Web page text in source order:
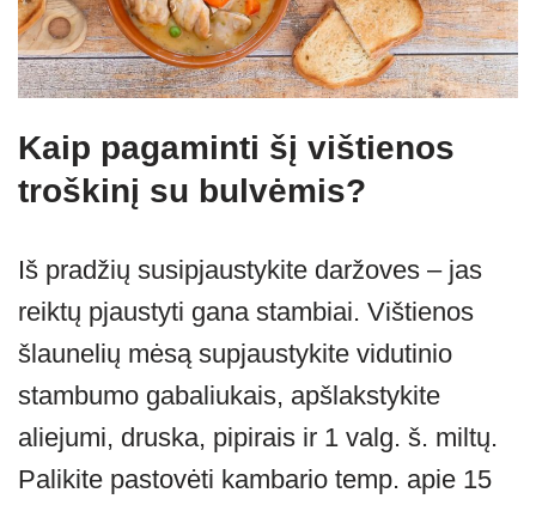
Kaip pagaminti šį vištienos
troškinį su bulvėmis?
Iš pradžių susipjaustykite daržoves – jas
reiktų pjaustyti gana stambiai. Vištienos
šlaunelių mėsą supjaustykite vidutinio
stambumo gabaliukais, apšlakstykite
aliejumi, druska, pipirais ir 1 valg. š. miltų.
Palikite pastovėti kambario temp. apie 15